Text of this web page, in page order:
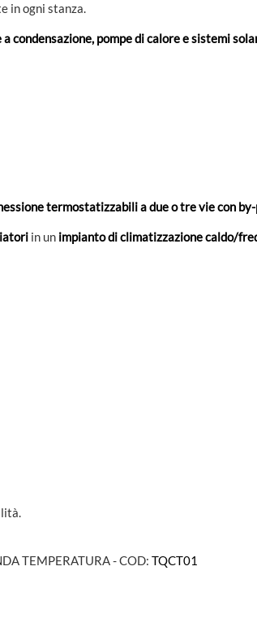
in ogni stanza.
condensazione, pompe di calore e sistemi
termostatizzabili a due o tre vie con
in un impianto di climatizzazione caldo/
TEMPERATURA - COD: TQCT01